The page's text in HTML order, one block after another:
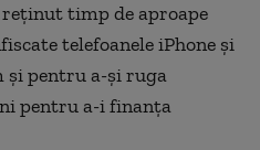
timp de aproape
telefoanele iPhone și
și pentru a-și ruga
pentru a-i finanța